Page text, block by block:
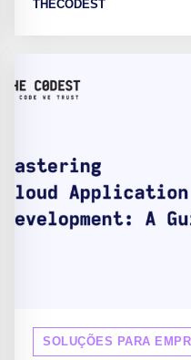
THECODEST
SOLUÇÕES PARA